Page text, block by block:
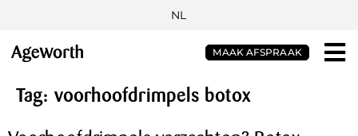
NL
MAAK AFSPRAAK
Tag: voorhoofdrimpels botox